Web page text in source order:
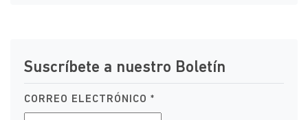
Suscríbete a nuestro Boletín
CORREO ELECTRÓNICO *